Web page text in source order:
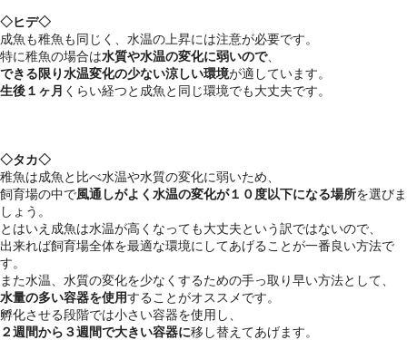
◇ヒデ◇
成魚も稚魚も同じく、水温の上昇には注意が必要です。
特に稚魚の場合は水質や水温の変化に弱いので、
できる限り水温変化の少ない涼しい環境が適しています。
生後１ヶ月 くらい経つと成魚と同じ環境でも大丈夫です。
◇タカ◇
稚魚は成魚と比べ水温や水質の変化に弱いため、
飼育場の中で風通しがよく水温の変化が１０度以下になる場所を選びま
しょう。
とはいえ成魚は水温が高くなっても大丈夫という訳ではないので、
出来れば飼育場全体を最適な環境にしてあげることが一番良い方法で
す。
また水温、水質の変化を少なくするための手っ取り早い方法として、
水量の多い容器を使用することがオススメです。
孵化させる段階では小さい容器を使用し、
２週間から３週間で大きい容器に移し替えてあげます。